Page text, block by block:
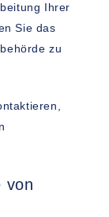
Ihrer
Sie das
zu
von